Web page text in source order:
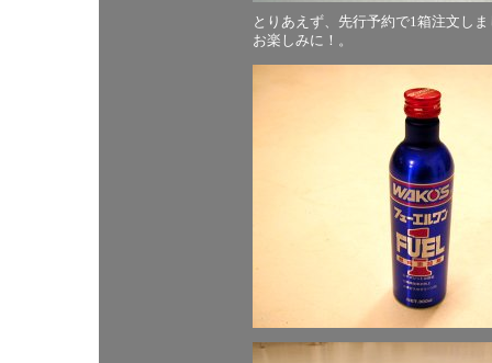
とりあえず、先行予約で1箱注文し
お楽しみに！。